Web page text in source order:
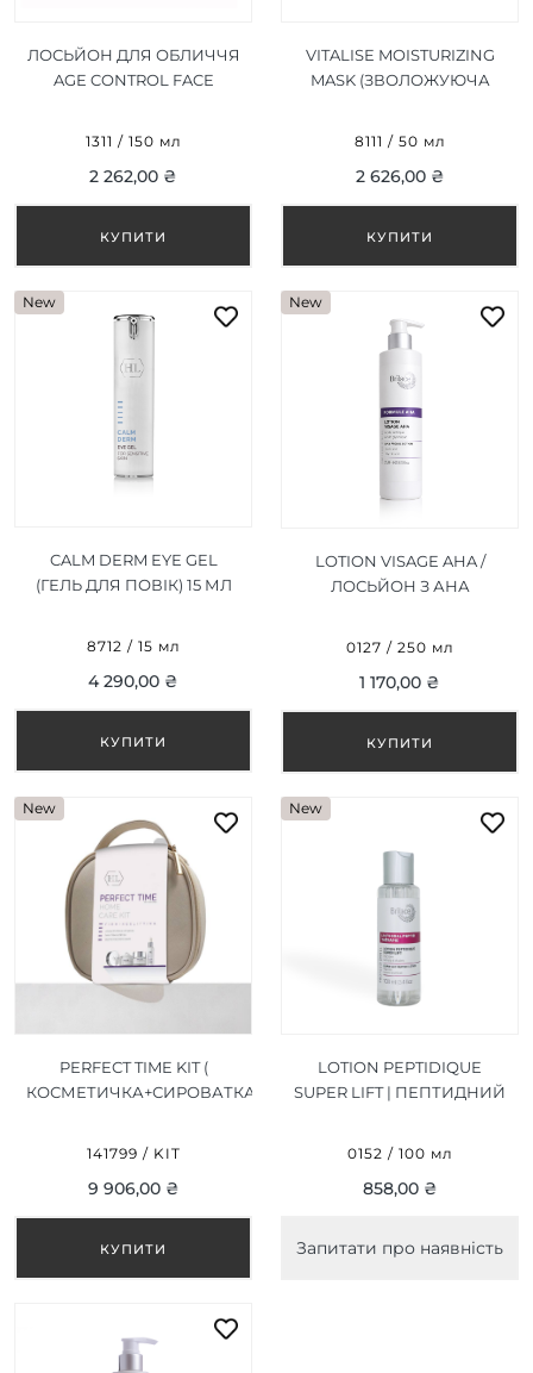
ЛОСЬЙОН ДЛЯ ОБЛИЧЧЯ
AGE CONTROL FACE
1311 / 150 мл
2 262,00 ₴
VITALISE MOISTURIZING
MASK (ЗВОЛОЖУЮЧА
8111 / 50 мл
2 626,00 ₴
New
CALM DERM EYE GEL
(ГЕЛЬ ДЛЯ ПОВІК) 15 МЛ
8712 / 15 мл
4 290,00 ₴
New
LOTION VISAGE AHA /
ЛОСЬЙОН З АНА
0127 / 250 мл
1 170,00 ₴
New
PERFECT TIME KIT (
КОСМЕТИЧКА+СИРОВАТКА
50ML ) НАБІР
СВЯТКОВИЙ
141799 / KIT
9 906,00 ₴
New
LOTION PEPTIDIQUE
SUPER LIFT | ПЕПТИДНИЙ
0152 / 100 мл
858,00 ₴
Запитати про наявність